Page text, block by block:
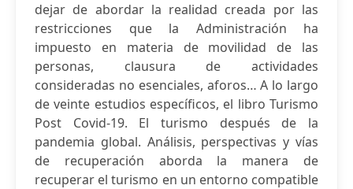
dejar de abordar la realidad creada por las
restricciones que la Administración ha
impuesto en materia de movilidad de las
personas, clausura de actividades
consideradas no esenciales, aforos… A lo largo
de veinte estudios específicos, el libro Turismo
Post Covid-19. El turismo después de la
pandemia global. Análisis, perspectivas y vías
de recuperación aborda la manera de
recuperar el turismo en un entorno compatible